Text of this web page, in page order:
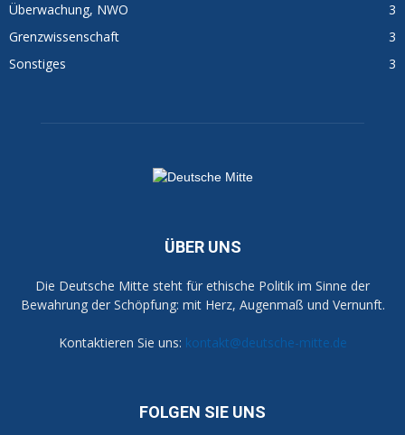
Überwachung, NWO
3
Grenzwissenschaft
3
Sonstiges
3
ÜBER UNS
Die Deutsche Mitte steht für ethische Politik im Sinne der
Bewahrung der Schöpfung: mit Herz, Augenmaß und Vernunft.
Kontaktieren Sie uns: kontakt@deutsche-mitte.de
FOLGEN SIE UNS